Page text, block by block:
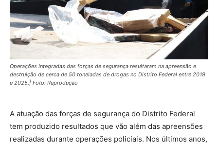
Operações integradas das forças de segurança resultaram na apreensão e
destruição de cerca de 50 toneladas de drogas no Distrito Federal entre 2019
e 2025.| Foto: Reprodução
A atuação das forças de segurança do Distrito Federal
tem produzido resultados que vão além das apreensões
realizadas durante operações policiais. Nos últimos anos,